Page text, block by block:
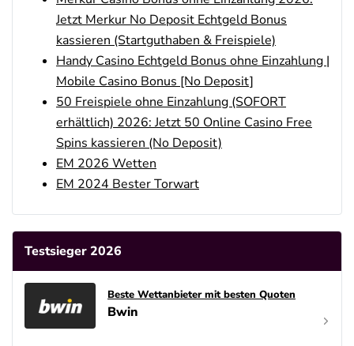
Jetzt Merkur No Deposit Echtgeld Bonus
kassieren (Startguthaben & Freispiele)
Handy Casino Echtgeld Bonus ohne Einzahlung |
Mobile Casino Bonus [No Deposit]
50 Freispiele ohne Einzahlung (SOFORT
erhältlich) 2026: Jetzt 50 Online Casino Free
Spins kassieren (No Deposit)
EM 2026 Wetten
EM 2024 Bester Torwart
Testsieger 2026
Beste Wettanbieter mit besten Quoten
Bwin